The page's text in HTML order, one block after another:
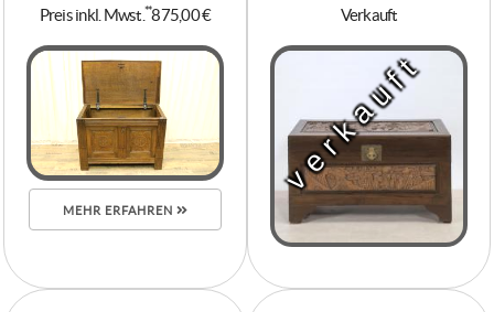
Preis inkl. Mwst. **875,00 €
MEHR ERFAHREN
Verkauft
verkauft